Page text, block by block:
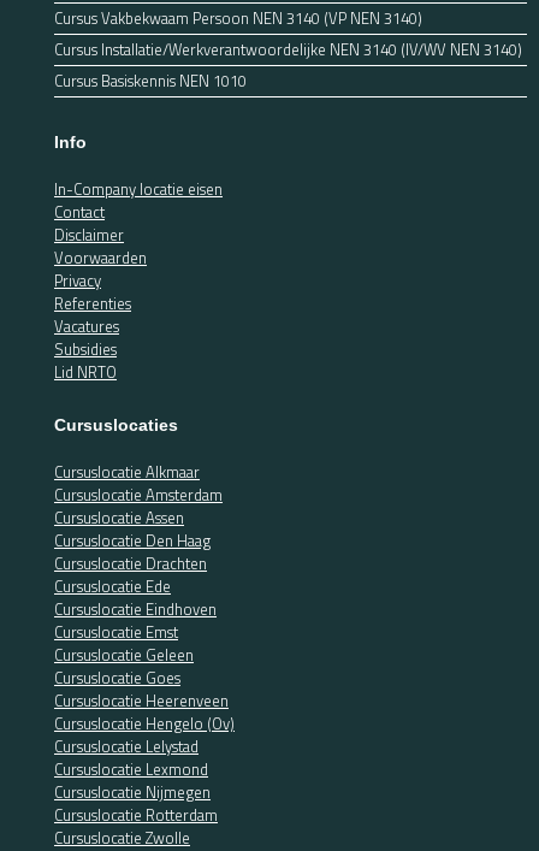
Cursus Vakbekwaam Persoon NEN 3140 (VP NEN 3140)
Cursus Installatie/Werkverantwoordelijke NEN 3140 (IV/WV NEN 3140)
Cursus Basiskennis NEN 1010
Info
In-Company locatie eisen
Contact
Disclaimer
Voorwaarden
Privacy
Referenties
Vacatures
Subsidies
Lid NRTO
Cursuslocaties
Cursuslocatie Alkmaar
Cursuslocatie Amsterdam
Cursuslocatie Assen
Cursuslocatie Den Haag
Cursuslocatie Drachten
Cursuslocatie Ede
Cursuslocatie Eindhoven
Cursuslocatie Emst
Cursuslocatie Geleen
Cursuslocatie Goes
Cursuslocatie Heerenveen
Cursuslocatie Hengelo (Ov)
Cursuslocatie Lelystad
Cursuslocatie Lexmond
Cursuslocatie Nijmegen
Cursuslocatie Rotterdam
Cursuslocatie Zwolle